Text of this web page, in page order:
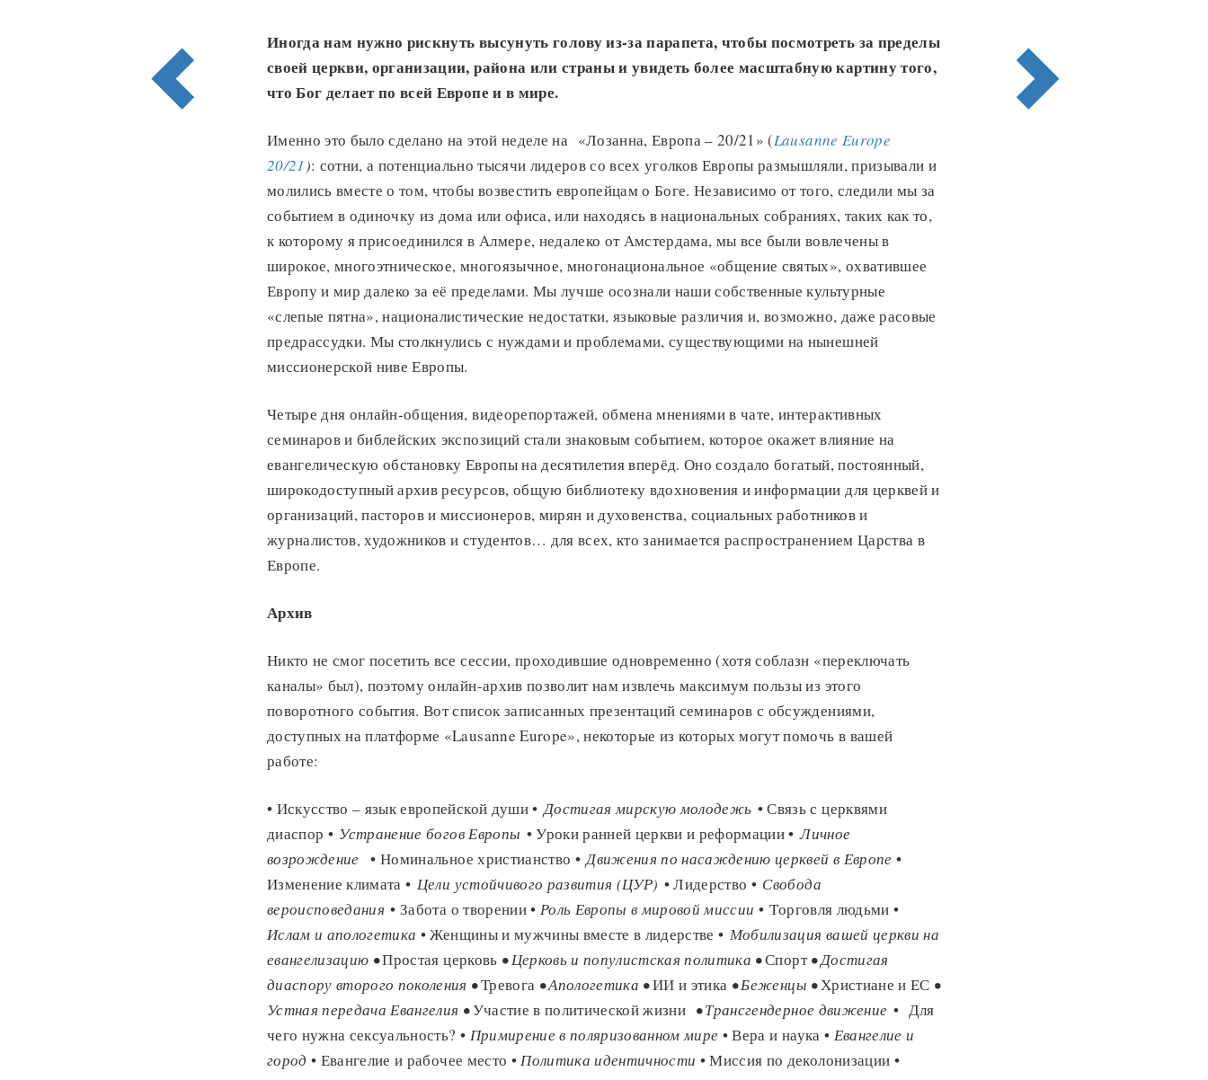
Иногда нам нужно рискнуть высунуть голову из-за парапета, чтобы посмотреть за пределы
своей церкви, организации, района или страны и увидеть более масштабную картину того,
что Бог делает по всей Европе и в мире.
Именно это было сделано на этой неделе на «Лозанна, Европа – 20/21» (Lausanne Europe
20/21 ): сотни, а потенциально тысячи лидеров со всех уголков Европы размышляли, призывали и
молились вместе о том, чтобы возвестить европейцам о Боге. Независимо от того, следили мы за
событием в одиночку из дома или офиса, или находясь в национальных собраниях, таких как то,
к которому я присоединился в Алмере, недалеко от Амстердама, мы все были вовлечены в
широкое, многоэтническое, многоязычное, многонациональное «общение святых», охватившее
Европу и мир далеко за её пределами. Мы лучше осознали наши собственные культурные
«слепые пятна», националистические недостатки, языковые различия и, возможно, даже расовые
предрассудки. Мы столкнулись с нуждами и проблемами, существующими на нынешней
миссионерской ниве Европы.
Четыре дня онлайн-общения, видеорепортажей, обмена мнениями в чате, интерактивных
семинаров и библейских экспозиций стали знаковым событием, которое окажет влияние на
евангелическую обстановку Европы на десятилетия вперёд. Оно создало богатый, постоянный,
широкодоступный архив ресурсов, общую библиотеку вдохновения и информации для церквей и
организаций, пасторов и миссионеров, мирян и духовенства, социальных работников и
журналистов, художников и студентов… для всех, кто занимается распространением Царства в
Европе.
Архив
Никто не смог посетить все сессии, проходившие одновременно (хотя соблазн «переключать
каналы» был), поэтому онлайн-архив позволит нам извлечь максимум пользы из этого
поворотного события. Вот список записанных презентаций семинаров с обсуждениями,
доступных на платформе «Lausanne Europe», некоторые из которых могут помочь в вашей
работе:
• Искусство – язык европейской души •Достигая мирскую молодежь • Связь с церквями
диаспор • Устранение богов Европы • Уроки ранней церкви и реформации •Личное
возрождение
• Номинальное христианство •Движения по насаждению церквей в Европе •
Изменение климата • Цели устойчивого развития (ЦУР) • Лидерство • Свобода
вероисповедания • Забота о творении • Роль Европы в мировой миссии • Торговля людьми •
Ислам и апологетика • Женщины и мужчины вместе в лидерстве • Мобилизация вашей церкви на
евангелизацию •Простая церковь • Церковь и популистская политика •Спорт• Достигая
диаспору второго поколения •Тревога • Апологетика •ИИ и этика • Беженцы •Христиане и ЕС •
Устная передача Евангелия •Участие в политической жизни • Трансгендерное движение • Для
чего нужна сексуальность? • Примирение в поляризованном мире • Вера и наука • Евангелие и
город • Евангелие и рабочее место •Политика идентичности • Миссия по деколонизации •